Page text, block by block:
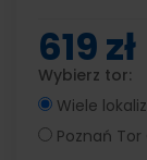
619 zł
Wybierz tor:
Wiele
Poznań Tor